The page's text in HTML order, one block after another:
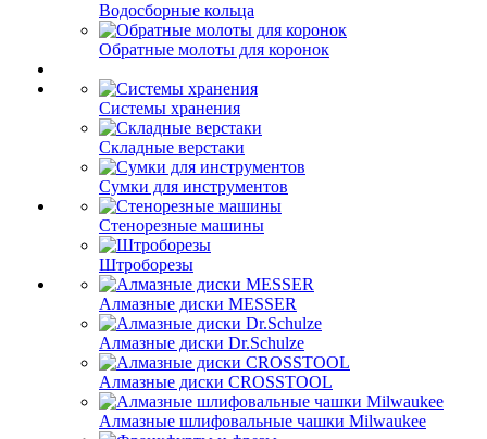
Водосборные кольца
Обратные молоты для коронок
Системы хранения
Складные верстаки
Сумки для инструментов
Стенорезные машины
Штроборезы
Алмазные диски MESSER
Алмазные диски Dr.Schulze
Алмазные диски CROSSTOOL
Алмазные шлифовальные чашки Milwaukee